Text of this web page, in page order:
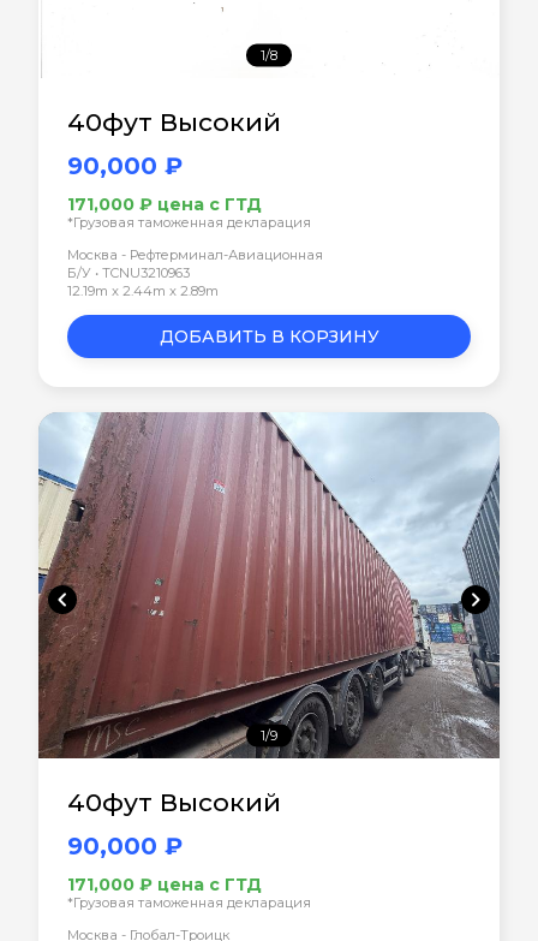
1/8
40фут Высокий
90,000 ₽
171,000 ₽ цена с ГТД
*Грузовая таможенная декларация
Москва - Рефтерминал-Авиационная
Б/У • TCNU3210963
12.19m x 2.44m x 2.89m
ДОБАВИТЬ В КОРЗИНУ
chevron_left chevron_right
1/9
40фут Высокий
90,000 ₽
171,000 ₽ цена с ГТД
*Грузовая таможенная декларация
Москва - Глобал-Троицк